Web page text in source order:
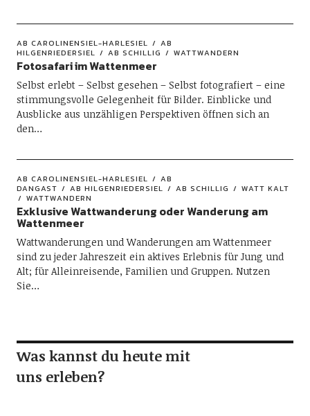
AB CAROLINENSIEL-HARLESIEL
AB
HILGENRIEDERSIEL
AB SCHILLIG WATTWANDERN
Fotosafari im Wattenmeer
Selbst erlebt – Selbst gesehen – Selbst fotografiert – eine
stimmungsvolle Gelegenheit für Bilder. Einblicke und
Ausblicke aus unzähligen Perspektiven öffnen sich an
den…
AB CAROLINENSIEL-HARLESIEL
AB
DANGAST
AB HILGENRIEDERSIEL AB SCHILLIG
WATT KALT
WATTWANDERN
Exklusive Wattwanderung oder Wanderung am
Wattenmeer
Wattwanderungen und Wanderungen am Wattenmeer
sind zu jeder Jahreszeit ein aktives Erlebnis für Jung und
Alt; für Alleinreisende, Familien und Gruppen. Nutzen
Sie…
Was kannst du heute mit
uns erleben?